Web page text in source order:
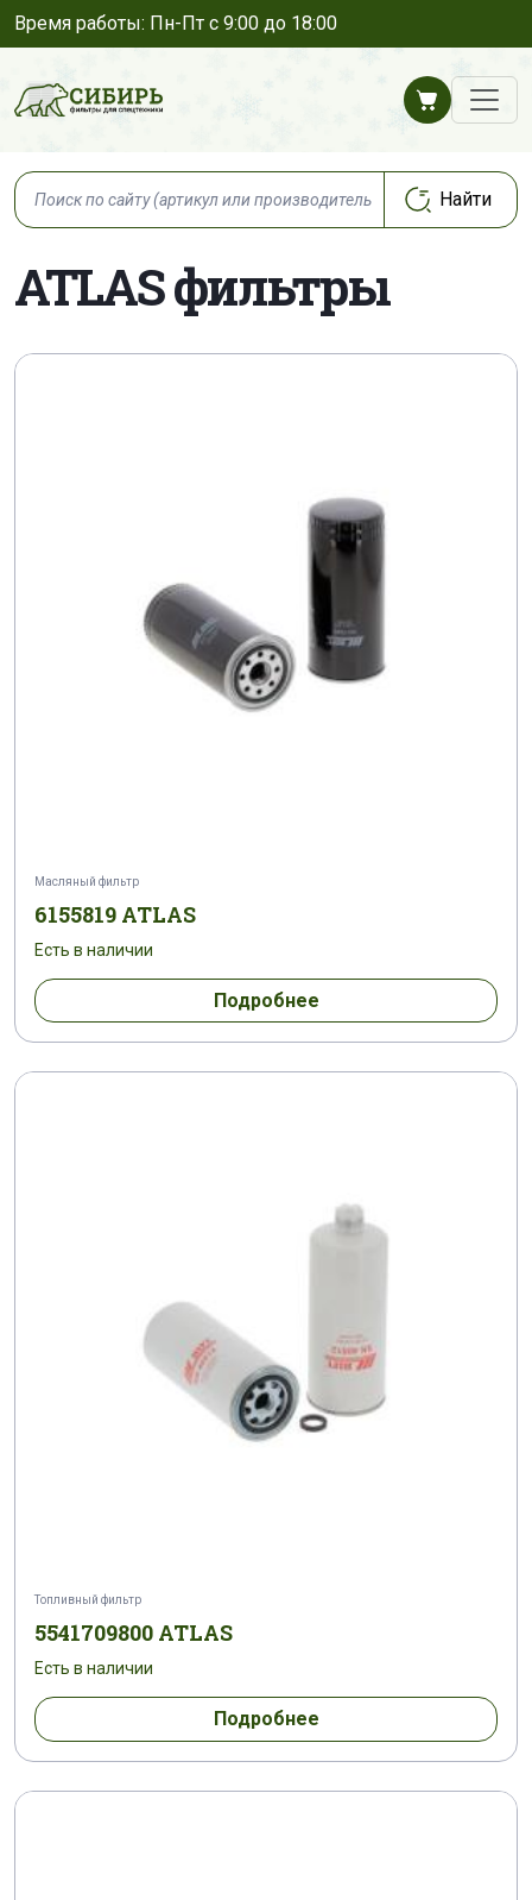
Время работы: Пн-Пт с 9:00 до 18:00
ATLAS фильтры
Масляный фильтр
6155819 ATLAS
Есть в наличии
Подробнее
Топливный фильтр
5541709800 ATLAS
Есть в наличии
Подробнее